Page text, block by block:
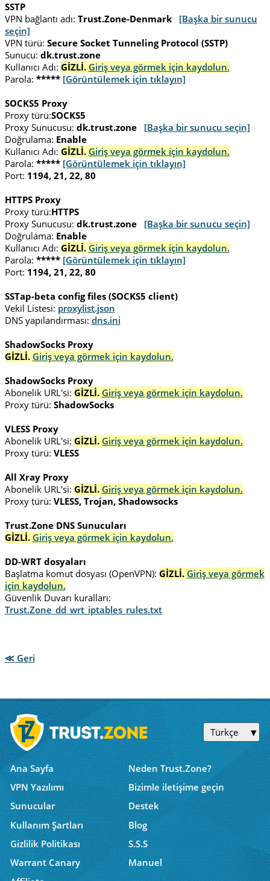
SSTP
VPN bağlantı adı: Trust.Zone-Denmark
[Başka bir sunucu
seçin]
VPN türü: Secure Socket Tunneling Protocol (SSTP)
Sunucu: dk.trust.zone
Kullanıcı Adı: GİZLİ. Giriş veya görmek için kaydolun.
Parola: ***** [Görüntülemek için tıklayın]
SOCKS5 Proxy
Proxy türü:SOCKS5
Proxy Sunucusu: dk.trust.zone
[Başka bir sunucu seçin]
Doğrulama: Enable
Kullanıcı Adı: GİZLİ. Giriş veya görmek için kaydolun.
Parola: ***** [Görüntülemek için tıklayın]
Port: 1194, 21, 22, 80
HTTPS Proxy
Proxy türü:HTTPS
Proxy Sunucusu: dk.trust.zone
[Başka bir sunucu seçin]
Doğrulama: Enable
Kullanıcı Adı: GİZLİ. Giriş veya görmek için kaydolun.
Parola: ***** [Görüntülemek için tıklayın]
Port: 1194, 21, 22, 80
SSTap-beta config files (SOCKS5 client)
Vekil Listesi: proxylist.json
DNS yapılandırması: dns.ini
ShadowSocks Proxy
GİZLİ. Giriş veya görmek için kaydolun.
ShadowSocks Proxy
Abonelik URL'si: GİZLİ. Giriş veya görmek için kaydolun.
Proxy türü: ShadowSocks
VLESS Proxy
Abonelik URL'si: GİZLİ. Giriş veya görmek için kaydolun.
Proxy türü: VLESS
All Xray Proxy
Abonelik URL'si: GİZLİ. Giriş veya görmek için kaydolun.
Proxy türü: VLESS, Trojan, Shadowsocks
Trust.Zone DNS Sunucuları
GİZLİ. Giriş veya görmek için kaydolun.
DD-WRT dosyaları
Başlatma komut dosyası (OpenVPN): GİZLİ. Giriş veya görmek
için kaydolun.
Güvenlik Duvarı kuralları:
Trust.Zone_dd_wrt_iptables_rules.txt
≪ Geri
Türkçe
Ana Sayfa
Neden Trust.Zone?
VPN Yazılımı
Bizimle iletişime geçin
Sunucular
Destek
Kullanım Şartları
Blog
Gizlilik Politikası
S.S.S
Warrant Canary
Manuel